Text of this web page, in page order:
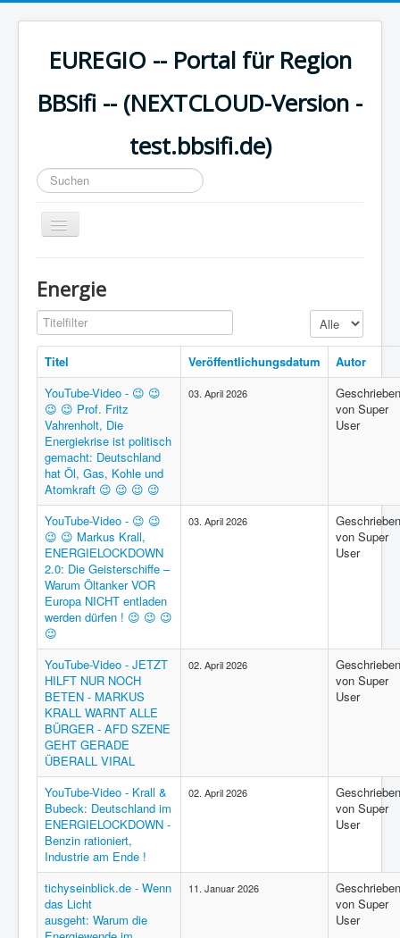
EUREGIO -- Portal für Region
BBSifi -- (NEXTCLOUD-Version -
test.bbsifi.de)
Suchen
...
Navigation
an/aus
H A U P T M E N Ü
EUREGIO - Inhalte
KULTUR
WISSEN - aktuell
Region - BBSifi
Verlag
Energie
Titelfilter Anzeige #
Titel Veröffentlichungsdatum
Autor
YouTube-Video - 😉 😉
😉 😉 Prof. Fritz
Vahrenholt, Die
Energiekrise ist politisch
gemacht: Deutschland
hat Öl, Gas, Kohle und
Atomkraft 😉 😉 😉 😉
03. April 2026
Geschrieben
von Super
User
YouTube-Video - 😉 😉
😉 😉 Markus Krall,
ENERGIELOCKDOWN
2.0: Die Geisterschiffe –
Warum Öltanker VOR
Europa NICHT entladen
werden dürfen ! 😉 😉 😉
😉
03. April 2026
Geschrieben
von Super
User
YouTube-Video - JETZT
HILFT NUR NOCH
BETEN - MARKUS
KRALL WARNT ALLE
BÜRGER - AFD SZENE
GEHT GERADE
ÜBERALL VIRAL
02. April 2026
Geschrieben
von Super
User
YouTube-Video - Krall &
Bubeck: Deutschland im
ENERGIELOCKDOWN -
Benzin rationiert,
Industrie am Ende !
02. April 2026
Geschrieben
von Super
User
tichyseinblick.de - Wenn
das Licht
ausgeht: Warum die
11. Januar 2026
Geschrieben
von Super
User